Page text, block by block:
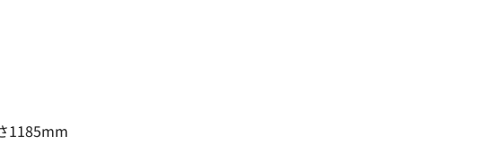
1185mm